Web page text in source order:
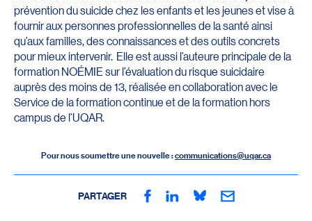
prévention du suicide chez les enfants et les jeunes et vise à
fournir aux personnes professionnelles de la santé ainsi
qu’aux familles, des connaissances et des outils concrets
pour mieux intervenir. Elle est aussi l’auteure principale de la
formation NOÉMIE sur l’évaluation du risque suicidaire
auprès des moins de 13, réalisée en collaboration avec le
Service de la formation continue et de la formation hors
campus de l’UQAR.
Pour nous soumettre une nouvelle :communications@uqar.ca
PARTAGER